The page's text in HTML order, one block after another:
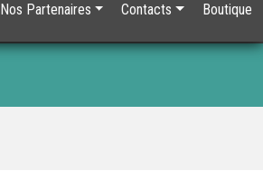
Nos Partenaires Contacts Boutique